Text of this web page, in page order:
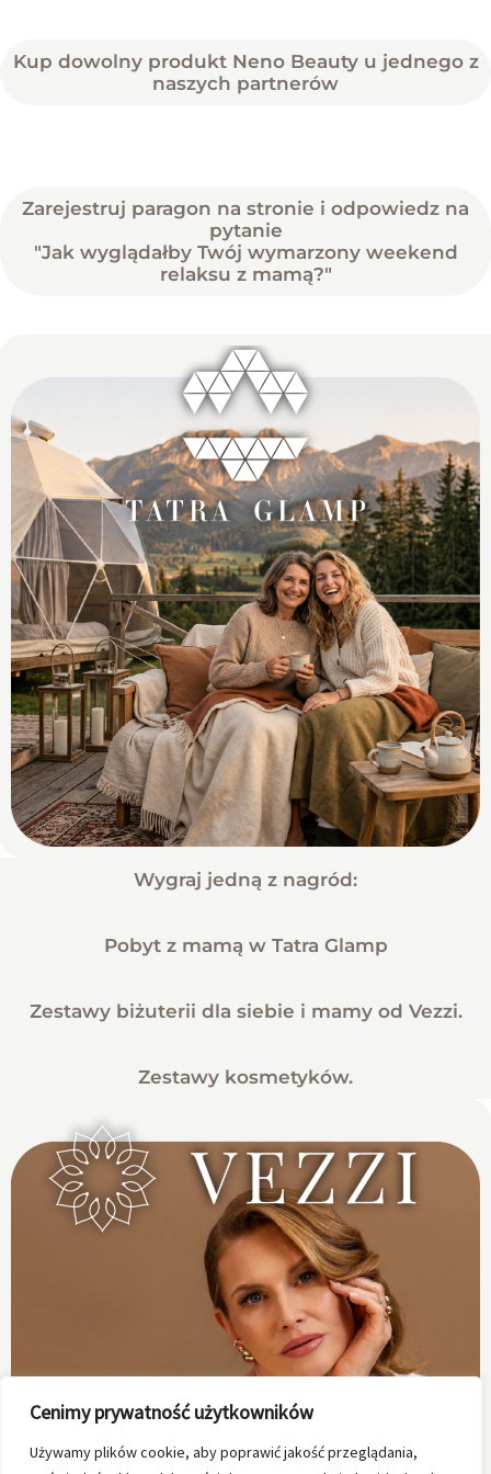
Cenimy prywatność użytkowników
Używamy plików cookie, aby poprawić jakość przeglądania,
Kup dowolny produkt Neno Beauty u jednego z
naszych partnerów
Zarejestruj paragon na stronie i odpowiedz na
pytanie
"Jak wyglądałby Twój wymarzony weekend
relaksu z mamą?"
Wygraj jedną z nagród:
Pobyt z mamą w Tatra Glamp
Zestawy biżuterii dla siebie i mamy od Vezzi.
Zestawy kosmetyków.